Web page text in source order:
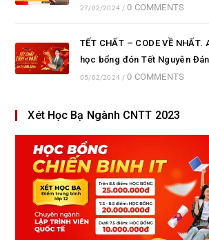
27/02/2024 / 0 COMMENTS
TẾT CHẤT – CODE VỀ
học bổng đón Tết Nguyên
05/02/2024 / 0 COMMENTS
Xét Học Bạ Ngành CNTT 2023